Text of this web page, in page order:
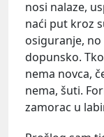
nosi nalaze,
naći put kroz
osiguranje, no
dopunsko.
nema novca,
nema, šuti.
zamorac u